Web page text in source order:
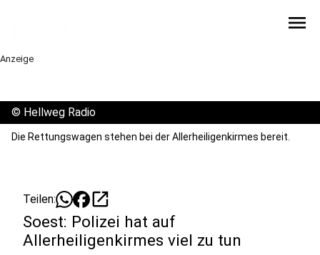
menu
Anzeige
© Hellweg Radio
Die Rettungswagen stehen bei der Allerheiligenkirmes bereit.
Teilen: open_in_new
Soest: Polizei hat auf
Allerheiligenkirmes viel zu tun